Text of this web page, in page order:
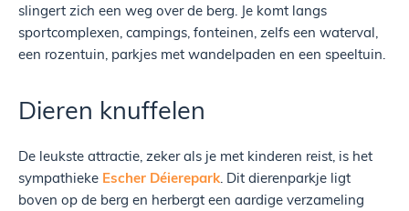
slingert zich een weg over de berg. Je komt langs
sportcomplexen, campings, fonteinen, zelfs een waterval,
een rozentuin, parkjes met wandelpaden en een speeltuin.
Dieren knuffelen
De leukste attractie, zeker als je met kinderen reist, is het
sympathieke Escher Déierepark. Dit dierenparkje ligt
boven op de berg en herbergt een aardige verzameling